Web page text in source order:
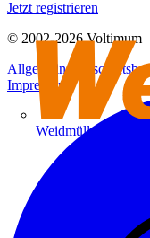
Weidmüller
Jetzt registrieren
© 2002-2026Voltimum
Allgemeine
Impressum